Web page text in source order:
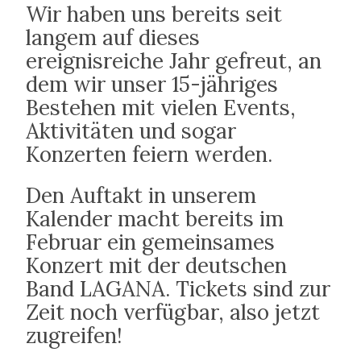
Wir haben uns bereits seit
langem auf dieses
ereignisreiche Jahr gefreut, an
dem wir unser 15-jähriges
Bestehen mit vielen Events,
Aktivitäten und sogar
Konzerten feiern werden.
Den Auftakt in unserem
Kalender macht bereits im
Februar ein gemeinsames
Konzert mit der deutschen
Band LAGANA. Tickets sind zur
Zeit noch verfügbar, also jetzt
zugreifen!